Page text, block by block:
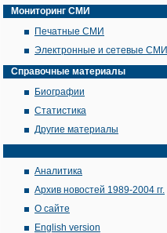
Мониторинг СМИ
Печатные СМИ
Электронные и сетевые СМИ
Справочные материалы
Биографии
Статистика
Другие материалы
Аналитика
Архив новостей 1989-2004 гг.
О сайте
English version